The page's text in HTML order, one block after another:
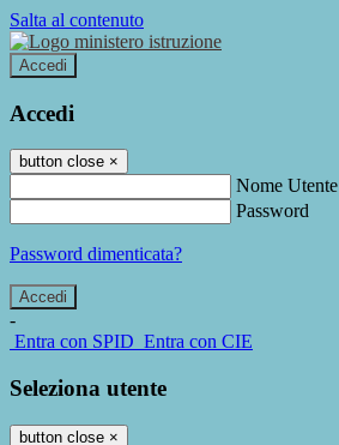
Salta al contenuto
Accedi
Accedi
button close ×
Nome Utente
Password
Password dimenticata?
-
Entra con SPID Entra con CIE
Seleziona utente
button close ×